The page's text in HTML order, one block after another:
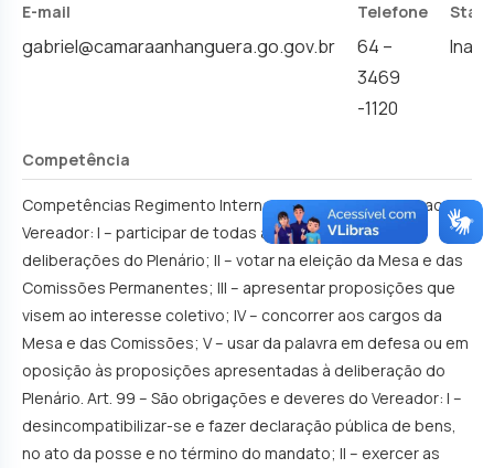
E-mail
gabriel@camaraanhanguera.go.gov.br
Telefone
64 –
3469
-1120
Competência
Competências Regimento Interno – Art. 98 – Compete ao
Vereador: I – participar de todas as discussões e
deliberações do Plenário; II – votar na eleição da Mesa e das
Comissões Permanentes; III – apresentar proposições que
visem ao interesse coletivo; IV – concorrer aos cargos da
Mesa e das Comissões; V – usar da palavra em defesa ou em
oposição às proposições apresentadas à deliberação do
Plenário. Art. 99 – São obrigações e deveres do Vereador: I –
desincompatibilizar-se e fazer declaração pública de bens,
no ato da posse e no término do mandato; II – exercer as